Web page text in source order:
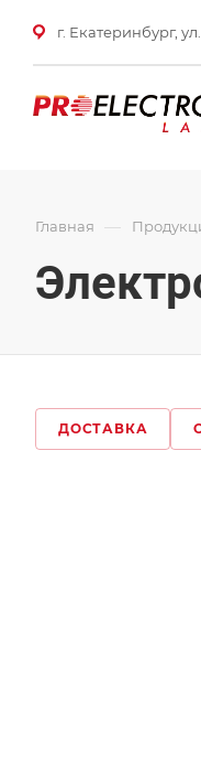
г. Екатеринбург,
Главная —
ДОСТАВКА